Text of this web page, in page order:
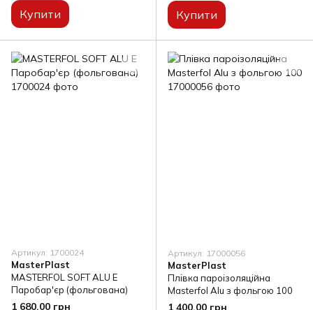
Купити Купити
Артикул: 1700024
MasterPlast
MASTERFOL SOFT ALU E
Паробар'єр (фольгована)
1 680.00 грн
Артикул: 17000056
MasterPlast
Плівка пароізоляційна
Masterfol Alu з фольгою 100
1 400.00 грн